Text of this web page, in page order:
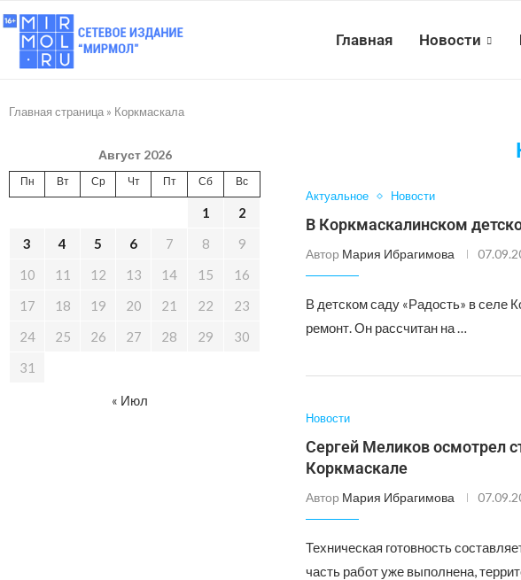
Главная Новости
Главная страница » Коркмаскала
Актуальное Новости
В Коркмаскалинском
Автор Мария Ибрагимова
В детском саду «Радость» в селе
ремонт. Он рассчитан на …
Новости
Сергей Меликов осмотрел
Коркмаскале
Автор Мария Ибрагимова
Техническая готовность
часть работ уже выполнена,
Август 2026
Пн Вт Ср Чт Пт Сб Вс
1
2
3
4 5 6 7 8
9
10
11 12 13 14 15
16
17
18 19 20 21 22
23
24
25 26 27 28 29
30
31
« Июл